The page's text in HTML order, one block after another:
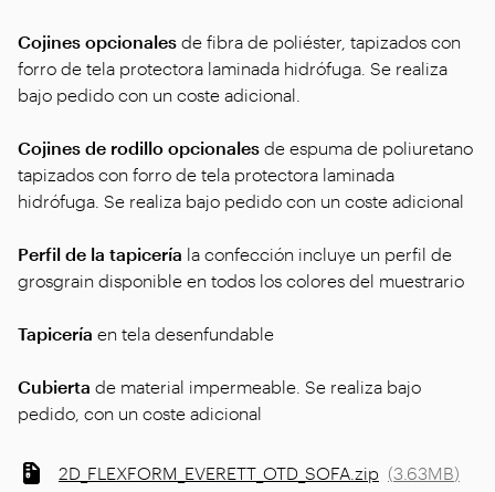
Cojines opcionales de fibra de poliéster, tapizados con
forro de tela protectora laminada hidrófuga. Se realiza
bajo pedido con un coste adicional.
Cojines de rodillo opcionales de espuma de poliuretano
tapizados con forro de tela protectora laminada
hidrófuga. Se realiza bajo pedido con un coste adicional
Perfil de la tapicería la confección incluye un perfil de
grosgrain disponible en todos los colores del muestrario
Tapicería en tela desenfundable
Cubierta de material impermeable. Se realiza bajo
pedido, con un coste adicional
2D_FLEXFORM_EVERETT_OTD_SOFA.zip (3.63MB)